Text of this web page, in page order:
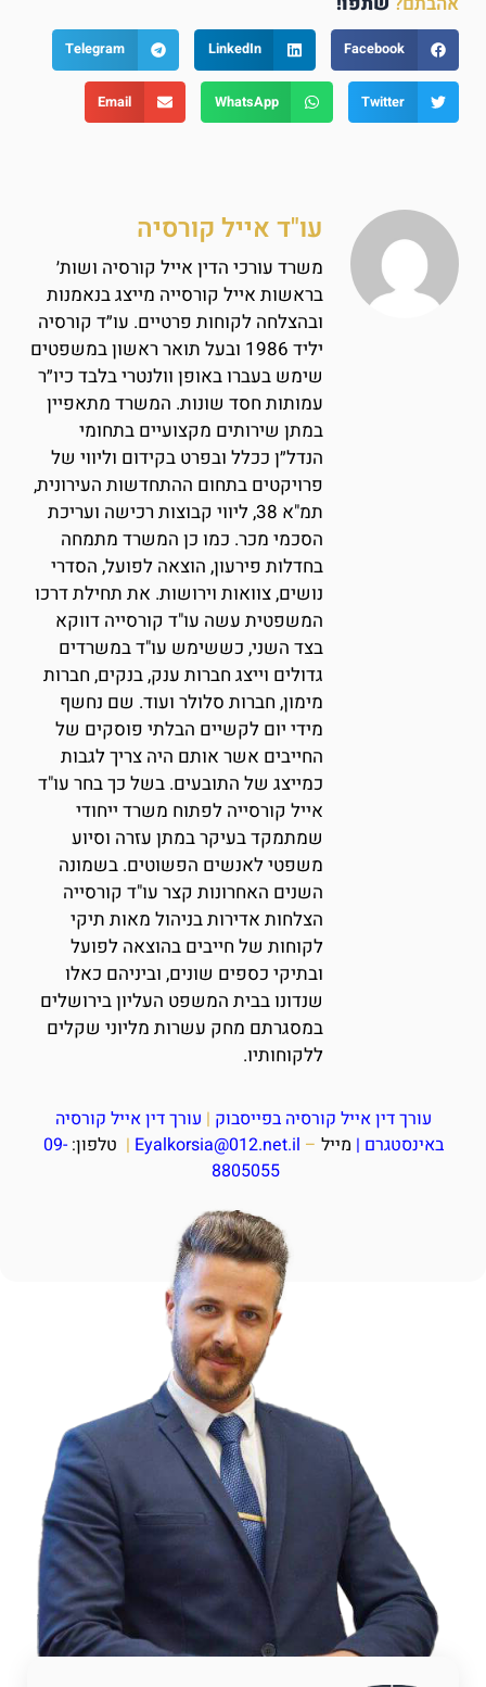
Facebook
LinkedIn
Telegram
Twitter
WhatsApp
Email
עו"ד אייל קורסיה
משרד עורכי הדין אייל קורסיה ושות׳
בראשות אייל קורסייה מייצג בנאמנות
ובהצלחה לקוחות פרטיים. עו״ד קורסיה
יליד 1986 ובעל תואר ראשון במשפטים
שימש בעברו באופן וולנטרי בלבד כיו״ר
עמותות חסד שונות. המשרד מתאפיין
במתן שירותים מקצועיים בתחומי
הנדל״ן ככלל ובפרט בקידום וליווי של
פרויקטים בתחום ההתחדשות העירונית,
תמ"א 38, ליווי קבוצות רכישה ועריכת
הסכמי מכר. כמו כן המשרד מתמחה
בחדלות פירעון, הוצאה לפועל, הסדרי
נושים, צוואות וירושות. את תחילת דרכו
המשפטית עשה עו"ד קורסייה דווקא
בצד השני, כששימש עו"ד במשרדים
גדולים וייצג חברות ענק, בנקים, חברות
מימון, חברות סלולר ועוד. שם נחשף
מידי יום לקשיים הבלתי פוסקים של
החייבים אשר אותם היה צריך לגבות
כמייצג של התובעים. בשל כך בחר עו"ד
אייל קורסייה לפתוח משרד ייחודי
שמתמקד בעיקר במתן עזרה וסיוע
משפטי לאנשים הפשוטים. בשמונה
השנים האחרונות קצר עו"ד קורסייה
הצלחות אדירות בניהול מאות תיקי
לקוחות של חייבים בהוצאה לפועל
ובתיקי כספים שונים, וביניהם כאלו
שנדונו בבית המשפט העליון בירושלים
במסגרתם מחק עשרות מליוני שקלים
ללקוחותיו.
עורך דין אייל קורסיה בפייסבוק | עורך דין אייל קורסיה
באינסטגרם | מייל –
Eyalkorsia@012.net.il
| טלפון: 09-
8805055